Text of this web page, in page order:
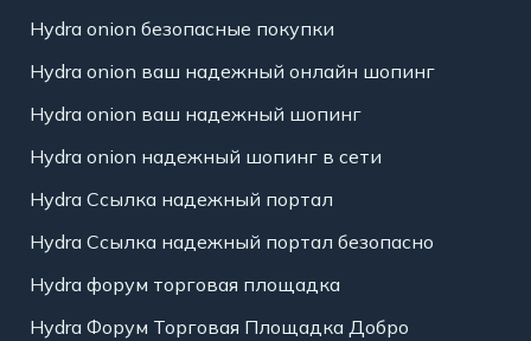
Hydra onion безопасные покупки
Hydra onion ваш надежный онлайн шопинг
Hydra onion ваш надежный шопинг
Hydra onion надежный шопинг в сети
Hydra Ссылка надежный портал
Hydra Ссылка надежный портал безопасно
Hydra форум торговая площадка
Hydra Форум Торговая Площадка Добро